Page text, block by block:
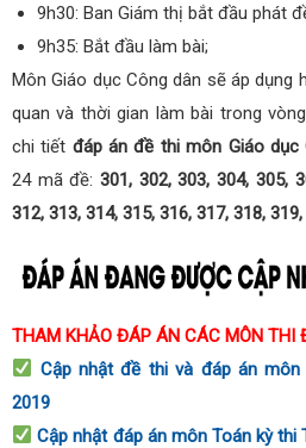
9h30: Ban Giám thị bắt đầu phát
9h35: Bắt đầu làm bài;
Môn Giáo dục Công dân sẽ áp dụng
quan và thời gian làm bài trong
chi tiết đáp án đề thi môn Giáo dục
24 mã đề:301, 302, 303, 304, 305,
312, 313, 314, 315, 316, 317, 318,
THAM KHẢO ĐÁP ÁN CÁC MÔN THI
Cập nhật đề thi và đáp án
2019
Cập nhật đáp án môn Toán kỳ thi